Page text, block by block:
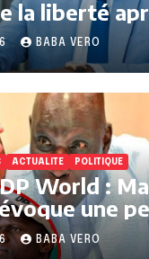
la liberté
de
BABA VERO
ACTUALITE POLITIQUE
World :
une
milliards
« deal »
BABA VERO